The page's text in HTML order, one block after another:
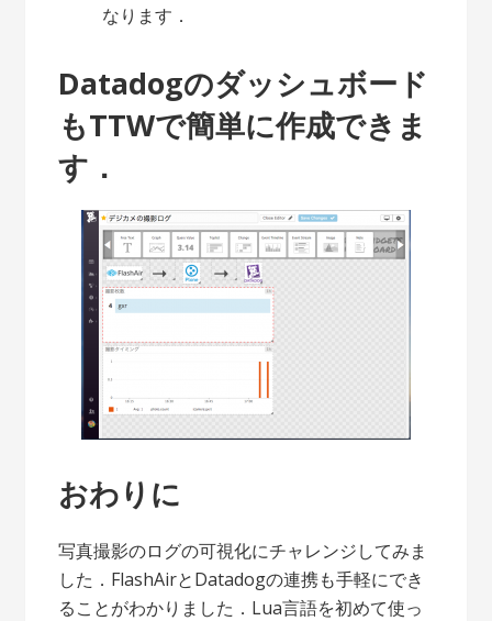
なります．
Datadogのダッシュボード
もTTWで簡単に作成できま
す．
おわりに
写真撮影のログの可視化にチャレンジしてみま
した．FlashAirとDatadogの連携も手軽にでき
ることがわかりました．Lua言語を初めて使っ